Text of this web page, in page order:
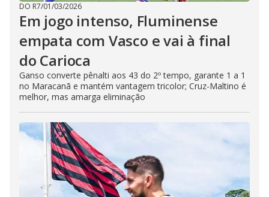
DO R7/01/03/2026
Em jogo intenso, Fluminense
empata com Vasco e vai à final
do Carioca
Ganso converte pênalti aos 43 do 2º tempo, garante 1 a 1
no Maracanã e mantém vantagem tricolor; Cruz-Maltino é
melhor, mas amarga eliminação